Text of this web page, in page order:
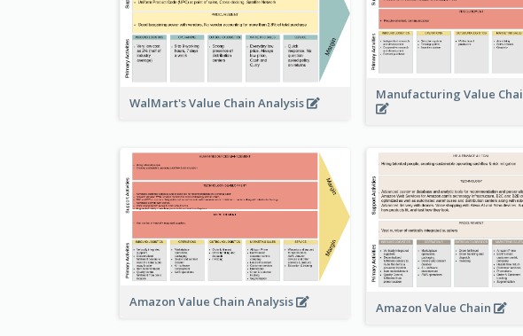
WalMart's Value Chain Analysis
Manufacturing Value
Amazon Value Chain Analysis Amazon Value Chain